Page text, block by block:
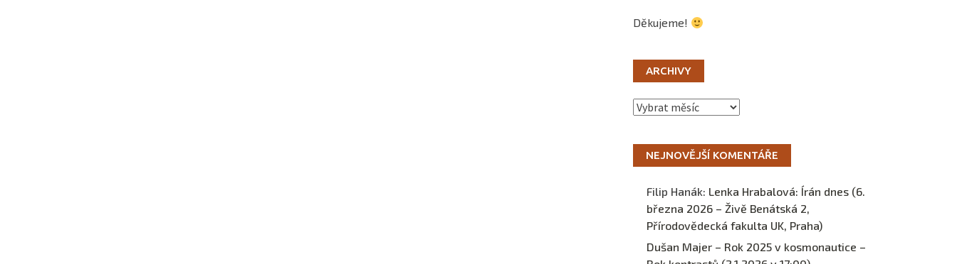
Děkujeme!
ARCHIVY
Archivy
NEJNOVĚJŠÍ KOMENTÁŘE
Filip Hanák: Lenka Hrabalová: Írán dnes (6.
března 2026 – Živě Benátská 2,
Přírodovědecká fakulta UK, Praha)
Dušan Majer – Rok 2025 v kosmonautice –